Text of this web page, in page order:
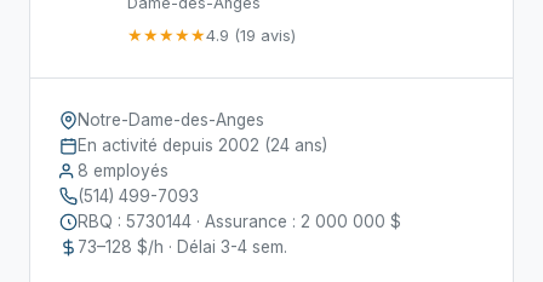
★★★★★4.9 (19 avis)
Notre-Dame-des-Anges
En activité depuis 2002 (24 ans)
8 employés
(514) 499-7093
RBQ : 5730144 · Assurance : 2 000 000 $
73–128 $/h · Délai 3-4 sem.